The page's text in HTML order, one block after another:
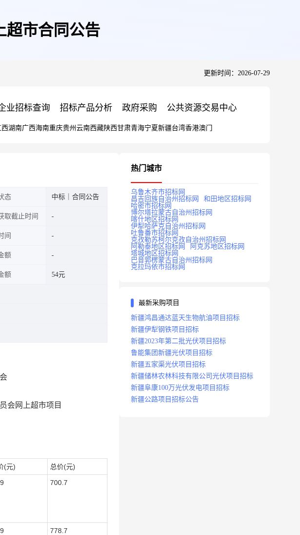
超市合同公告
更新时间：2026-07-29
业招标查询 招标产品分析 政府采购 公共资源交易中心
西湖南广西海南重庆贵州 云南西藏陕西甘肃青海宁夏新疆台湾香港澳门
态 中标｜合同公告
取截止时间
间
额
额 54元
会网上超市项目
(元) 总价(元)
700.7
778.7
热门城市
乌鲁木齐市招标网
昌吉回族自治州招标网
和田地区招标网
哈密市招标网
博尔塔拉蒙古自治州招标网
喀什地区招标网
伊犁哈萨克自治州招标网
吐鲁番市招标网
克孜勒苏柯尔克孜自治州招标网
阿勒泰地区招标网
阿克苏地区招标网
塔城地区招标网
巴音郭楞蒙古自治州招标网
克拉玛依市招标网
最新采购项目
新疆鸿昌通达蓝天生物航油项目招标
新疆伊犁钢铁项目招标
新疆2023年第二批光伏项目招标
鲁能集团新疆光伏项目招标
新疆五家渠光伏项目招标
新疆储林农林科技有限公司光伏项目招标
新疆阜康100万光伏发电项目招标
新疆公路项目招标公告